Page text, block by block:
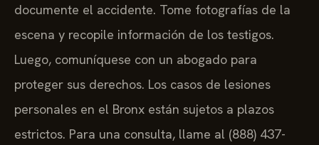
documente el accidente. Tome fotografías de la
escena y recopile información de los testigos.
Luego, comuníquese con un abogado para
proteger sus derechos. Los casos de lesiones
personales en el Bronx están sujetos a plazos
estrictos. Para una consulta, llame al (888) 437-